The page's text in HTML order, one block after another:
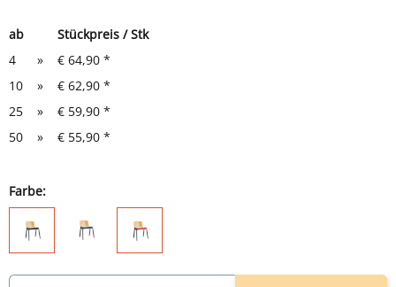
ab
Stückpreis / Stk
4
» € 64,90 *
10
» € 62,90 *
25
» € 59,90 *
50
» € 55,90 *
Farbe: